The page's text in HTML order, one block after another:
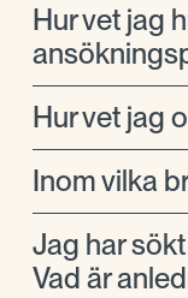
Hur vet jag
Hur vet jag
Inom vilka
Jag har
Vad är